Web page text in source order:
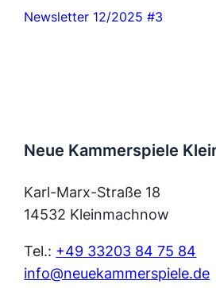
Newsletter 12/2025 #3
Neue Kammerspiele
Karl-Marx-Straße 18
14532 Kleinmachnow
Tel.: +49 33203 84 75 84
info@neuekammerspiele.de